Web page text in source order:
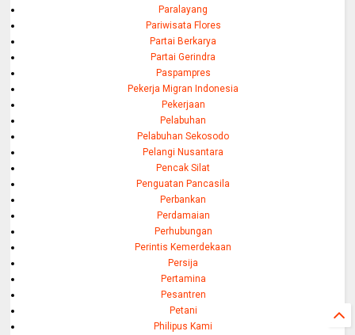
Paralayang
Pariwisata Flores
Partai Berkarya
Partai Gerindra
Paspampres
Pekerja Migran Indonesia
Pekerjaan
Pelabuhan
Pelabuhan Sekosodo
Pelangi Nusantara
Pencak Silat
Penguatan Pancasila
Perbankan
Perdamaian
Perhubungan
Perintis Kemerdekaan
Persija
Pertamina
Pesantren
Petani
Philipus Kami